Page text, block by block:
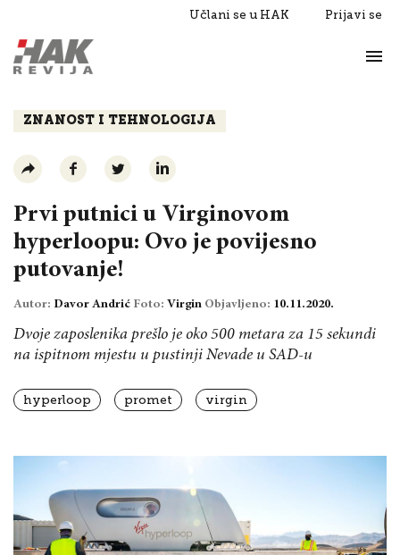
Učlani se u HAK Prijavi se
Razgovori
ZNANOST I TEHNOLOGIJA
Prvi putnici u Virginovom
hyperloopu: Ovo je povijesno
putovanje!
Autor: Davor Andrić Foto: Virgin Objavljeno: 10.11.2020.
Dvoje zaposlenika prešlo je oko 500 metara za 15 sekundi
na ispitnom mjestu u pustinji Nevade u SAD-u
hyperloop promet virgin